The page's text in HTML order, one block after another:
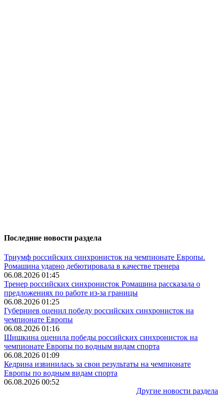
Последние новости раздела
Триумф российских синхронисток на чемпионате Европы.
Ромашина ударно дебютировала в качестве тренера
06.08.2026 01:45
Тренер российских синхронисток Ромашина рассказала о
предложениях по работе из-за границы
06.08.2026 01:25
Губерниев оценил победу российских синхронисток на
чемпионате Европы
06.08.2026 01:16
Шишкина оценила победы российских синхронисток на
чемпионате Европы по водным видам спорта
06.08.2026 01:09
Кедрина извинилась за свои результаты на чемпионате
Европы по водным видам спорта
06.08.2026 00:52
Другие новости раздела